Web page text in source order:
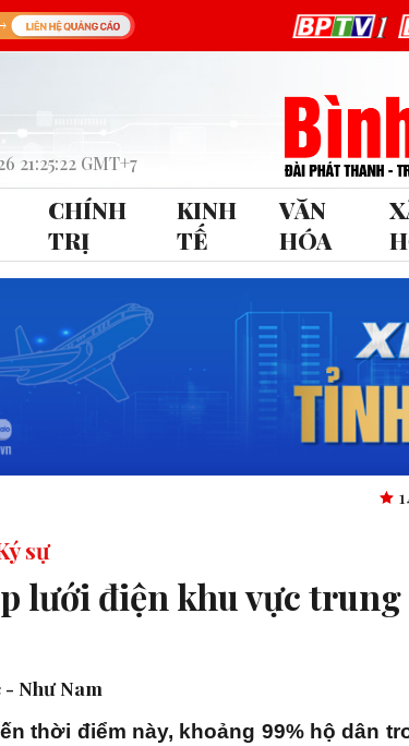
21:25:22 GMT+7
CHÍNH
TRỊ
KINH
TẾ
VĂN
HÓA
14 thủ khoa vào 2
sự
lưới điện khu vực
- Như Nam
thời điểm này, khoảng 99% hộ dân